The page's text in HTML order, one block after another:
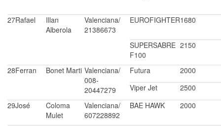
27Rafael
Illan
Alberola
Valenciana/
21386673
EUROFIGHTER1680
SUPERSABRE
F100
2150
28Ferran Bonet Marti Valenciana/
008-
20447279
Futura
2000
Viper Jet
2500
29José
Coloma
Mulet
Valenciana/
607228892
BAE HAWK 2000